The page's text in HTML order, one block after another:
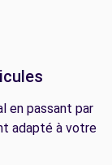
en passant par
adapté à votre